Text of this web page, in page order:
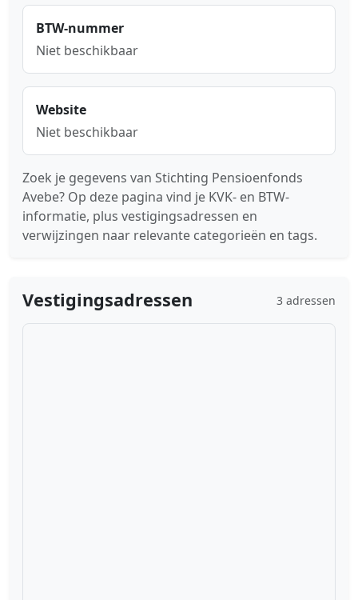
BTW-nummer
Niet beschikbaar
Website
Niet beschikbaar
Zoek je gegevens van Stichting Pensioenfonds
Avebe? Op deze pagina vind je KVK- en BTW-
informatie, plus vestigingsadressen en
verwijzingen naar relevante categorieën en tags.
Vestigingsadressen 3 adressen